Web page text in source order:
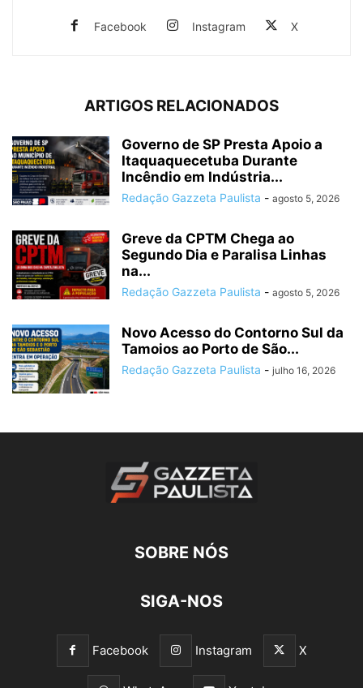
Facebook Instagram X
ARTIGOS RELACIONADOS
Governo de SP Presta Apoio a
Itaquaquecetuba Durante
Incêndio em Indústria...
Redação Gazzeta Paulista - agosto 5, 2026
Greve da CPTM Chega ao
Segundo Dia e Paralisa Linhas
na...
Redação Gazzeta Paulista - agosto 5, 2026
Novo Acesso do Contorno Sul da
Tamoios ao Porto de São...
Redação Gazzeta Paulista - julho 16, 2026
SOBRE NÓS
SIGA-NOS
Facebook Instagram X